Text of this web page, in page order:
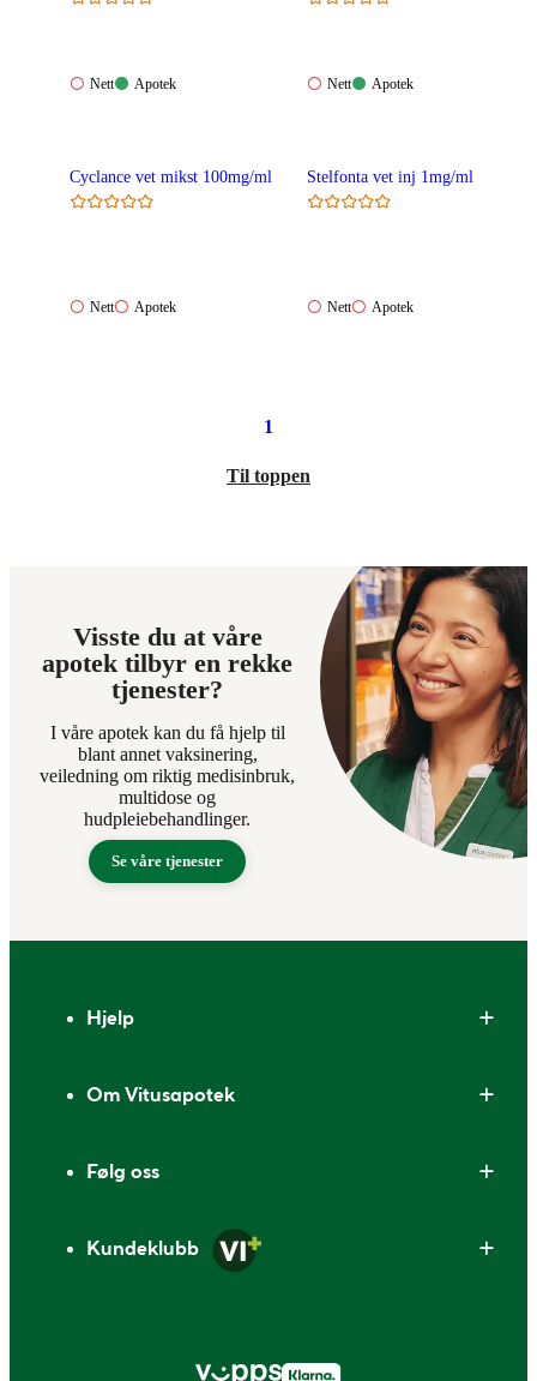
Nett:
Nett
Apotek:
Apotek
Nett:
Nett
Apotek:
Apotek
Cyclance vet mikst 100mg/ml
Nett:
Nett
Apotek:
Apotek
Stelfonta vet inj 1mg/ml
Nett:
Nett
Apotek:
Apotek
1
Til toppen
Visste du at våre
apotek tilbyr en rekke
tjenester?
I våre apotek kan du få hjelp til
blant annet vaksinering,
veiledning om riktig medisinbruk,
multidose og
hudpleiebehandlinger.
Se våre tjenester
Hjelp
Om Vitusapotek
Følg oss
Kundeklubb